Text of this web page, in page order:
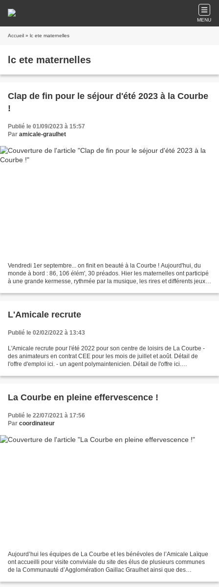
MENU
Accueil » lc ete maternelles
lc ete maternelles
Clap de fin pour le séjour d'été 2023 à la Courbe
!
Publié le 01/09/2023 à 15:57
Par amicale-graulhet
Vendredi 1er septembre... on finit en beauté à la Courbe ! Aujourd'hui, du
monde à bord : 86, 106 élém', 30 préados. Hier les maternelles ont participé
à une grande kermesse, rythmée par la musique, les rires et différents jeux
L'Amicale recrute
Publié le 02/02/2022 à 13:43
L'Amicale recrute pour l'été 2022 pour son centre de loisirs de La Courbe -
des animateurs en contrat CEE pour les mois de juillet et août. Détail de
l'offre d'emploi ici. - un agent polymaintenicien. Détail de l'offre ici.
La Courbe en pleine effervescence !
Publié le 22/07/2021 à 17:56
Par coordinateur
Aujourd’hui les équipes de La Courbe et les bénévoles de l’Amicale Laïque
ont accueilli pour visite conviviale du site des élus de plusieurs communes
de la Communauté d’Agglomération Gaillac Graulhet ainsi que des